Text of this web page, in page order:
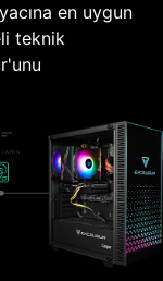
en uygun
teknik